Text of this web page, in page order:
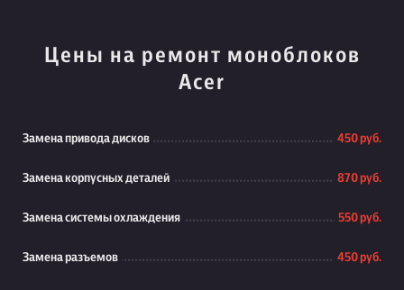
Цены на ремонт моноблоков
Acer
Замена привода дисков 450 руб.
Замена корпусных деталей 870 руб.
Замена системы охлаждения 550 руб.
Замена разъемов 450 руб.